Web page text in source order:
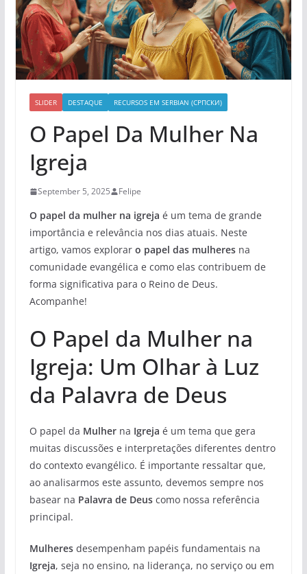
SLIDER DESTAQUE RECURSOS EM SERBIAN (СРПСКИ)
O Papel Da Mulher Na
Igreja
September 5, 2025 Felipe
O papel da mulher na igreja é um tema de grande
importância e relevância nos dias atuais. Neste
artigo, vamos explorar o papel das mulheresna
comunidade evangélica e como elas contribuem de
forma significativa para o Reino de Deus.
Acompanhe!
O Papel da Mulher na
Igreja: Um Olhar à Luz
da Palavra de Deus
O papel da Mulherna Igreja é um tema que gera
muitas discussões e interpretações diferentes dentro
do contexto evangélico. É importante ressaltar que,
ao analisarmos este assunto, devemos sempre nos
basear na Palavra de Deuscomo nossa referência
principal.
Mulheresdesempenham papéis fundamentais na
Igreja, seja no ensino, na liderança, no serviço ou em